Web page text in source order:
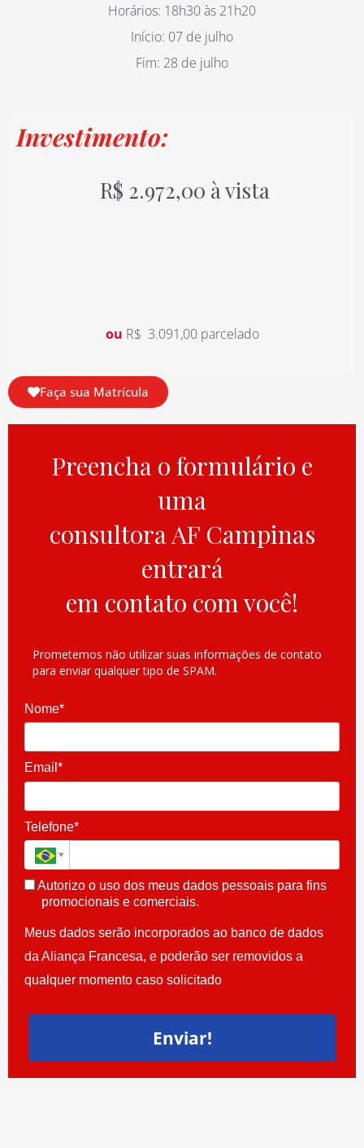
Horários: 18h30 às 21h20
Início: 07 de julho
Fim: 28 de julho
Investimento:
R$ 2.972,00 à vista
ou R$ 3.091,00 parcelado
Faça sua Matrícula
Preencha o formulário e
uma
consultora AF Campinas
entrará
em contato com você!
Prometemos não utilizar suas informações de contato
para enviar qualquer tipo de SPAM.
Nome*
Email*
Telefone*
Autorizo o uso dos meus dados pessoais para fins
promocionais e comerciais.
Meus dados serão incorporados ao banco de dados
da Aliança Francesa, e poderão ser removidos a
qualquer momento caso solicitado
Enviar!